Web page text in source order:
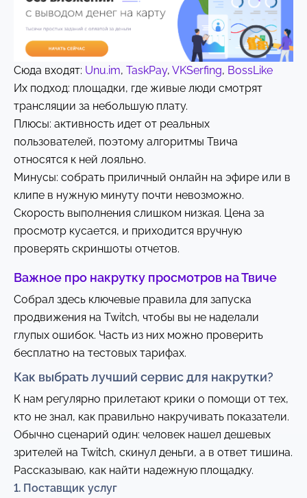
Сюда входят: Unu.im, TaskPay, VKSerfing, BossLike
Их подход: площадки, где живые люди смотрят
трансляции за небольшую плату.
Плюсы: активность идет от реальных
пользователей, поэтому алгоритмы Твича
относятся к ней лояльно.
Минусы: собрать приличный онлайн на эфире или в
клипе в нужную минуту почти невозможно.
Скорость выполнения слишком низкая. Цена за
просмотр кусается, и приходится вручную
проверять скриншоты отчетов.
Важное про накрутку просмотров на Твиче
Собрал здесь ключевые правила для запуска
продвижения на Twitch, чтобы вы не наделали
глупых ошибок. Часть из них можно проверить
бесплатно на тестовых тарифах.
Как выбрать лучший сервис для накрутки?
К нам регулярно прилетают крики о помощи от тех,
кто не знал, как правильно накручивать показатели.
Обычно сценарий один: человек нашел дешевых
зрителей на Twitch, скинул деньги, а в ответ тишина.
Рассказываю, как найти надежную площадку.
1. Поставщик услуг